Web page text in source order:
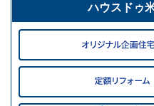
ハウスドゥ